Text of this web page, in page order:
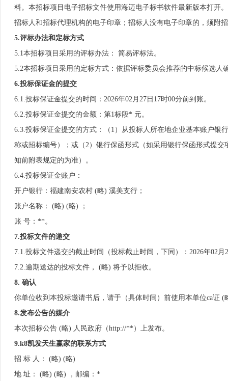
料。本招标项目电子招标文件使用海迈电子标书软件最新版本打开
招标人和招标代理机构的电子印章；招标人没有电子印章的，须附
5.评标办法和定标方式
5.1本招标项目采用的评标办法： 简易评标法。
5.2本招标项目采用的定标方式：依据评标委员会推荐的中标候选人
6.投标保证金的提交
6.1.投标保证金提交的时间：2026年02月27日17时00分前到账。
6.2.投标保证金提交的金额：第1标段* 元。
6.3.投标保证金提交的方式：（1）从投标人所在地企业基本账户
称或招标编号）；或（2）银行保函形式（如采用银行保函形式提
知前附表规定的为准）。
6.4.投标保证金账户：
开户银行：福建南安农村 (略) 溪美支行；
账户名称： (略) (略) ；
账 号：**。
7.投标文件的递交
7.1.投标文件递交的截止时间（投标截止时间，下同）：2026年02
7.2.逾期送达的投标文件， (略) 将予以拒收。
8. 确认
你单位收到本投标邀请书后，请于（具体时间）前使用本单位ca证
8.发布公告的媒介
本次招标公告 (略) 人民政府（http://**）上发布。
9.k8凯发天生赢家的联系方式
招 标 人： (略) (略)
地 址： (略) (略) ，邮编：*